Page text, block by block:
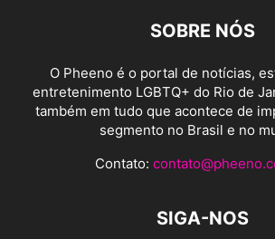
SOBRE NÓS
O Pheeno é o portal de notícias,
entretenimento LGBTQ+ do Rio de
também em tudo que acontece de
segmento no Brasil e no
Contato:
SIGA-NOS